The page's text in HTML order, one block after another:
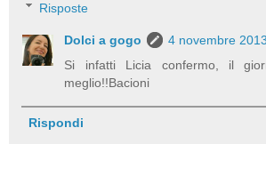
Risposte
Dolci a gogo
4 novembre
Si infatti Licia confermo, il
meglio!!Bacioni
Rispondi